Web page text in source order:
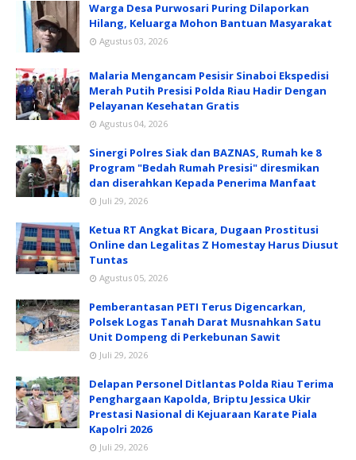
Warga Desa Purwosari Puring Dilaporkan
Hilang, Keluarga Mohon Bantuan Masyarakat
Agustus 03, 2026
Malaria Mengancam Pesisir Sinaboi Ekspedisi
Merah Putih Presisi Polda Riau Hadir Dengan
Pelayanan Kesehatan Gratis
Agustus 04, 2026
Sinergi Polres Siak dan BAZNAS, Rumah ke 8
Program "Bedah Rumah Presisi" diresmikan
dan diserahkan Kepada Penerima Manfaat
Juli 29, 2026
Ketua RT Angkat Bicara, Dugaan Prostitusi
Online dan Legalitas Z Homestay Harus Diusut
Tuntas
Agustus 05, 2026
Pemberantasan PETI Terus Digencarkan,
Polsek Logas Tanah Darat Musnahkan Satu
Unit Dompeng di Perkebunan Sawit
Juli 29, 2026
Delapan Personel Ditlantas Polda Riau Terima
Penghargaan Kapolda, Briptu Jessica Ukir
Prestasi Nasional di Kejuaraan Karate Piala
Kapolri 2026
Juli 29, 2026